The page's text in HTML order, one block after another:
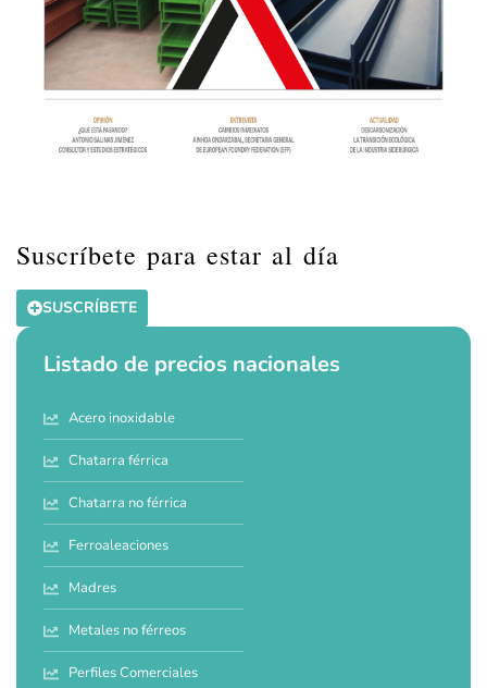
Suscríbete para estar al día
SUSCRÍBETE
Listado de precios nacionales
Acero inoxidable
Chatarra férrica
Chatarra no férrica
Ferroaleaciones
Madres
Metales no férreos
Perfiles Comerciales